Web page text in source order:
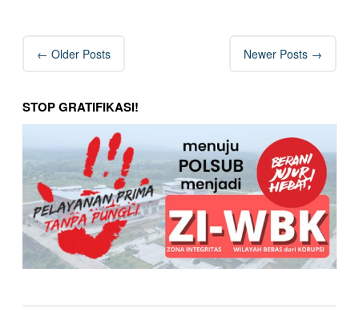
Post
navigation
← Older Posts Newer Posts →
STOP GRATIFIKASI!